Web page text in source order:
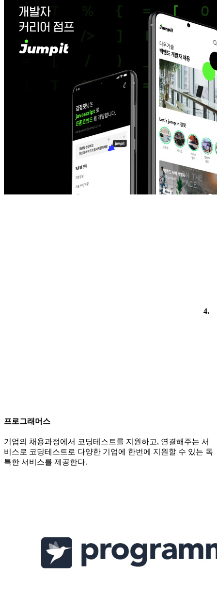
4.
프로그래머스
기업의 채용과정에서 코딩테스트를 지원하고, 연결해주는 서
비스로 코딩테스트로 다양한 기업에 한번에 지원할 수 있는 독
특한 서비스를 제공한다.